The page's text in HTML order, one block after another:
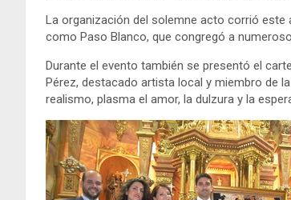
La organización del solemne acto corrió este
como Paso Blanco, que congregó a
Durante el evento también se presentó el
Pérez, destacado artista local y miembro de
realismo, plasma el amor, la dulzura y la